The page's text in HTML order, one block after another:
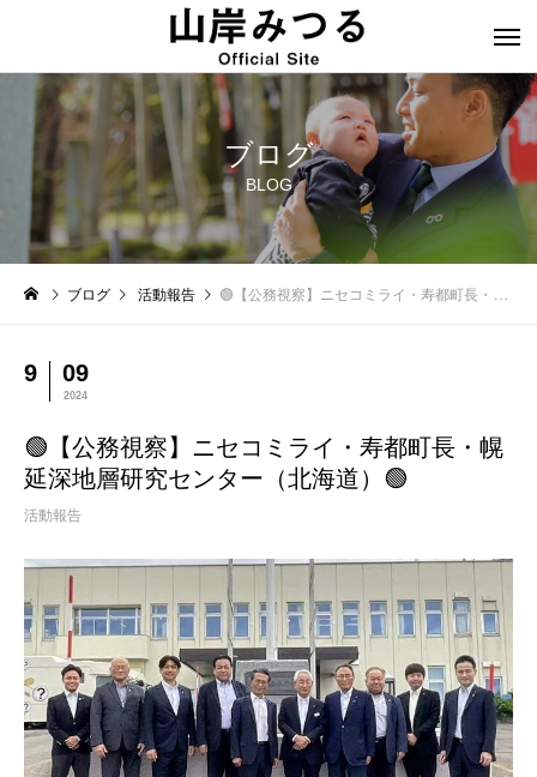
ブログ
BLOG
ブログ 活動報告 🟢【公務視察】ニセコミライ・寿都町長・幌延深地層研究センター（北海道）🟢
9 09
2024
🟢【公務視察】ニセコミライ・寿都町長・幌
延深地層研究センター（北海道）🟢
活動報告